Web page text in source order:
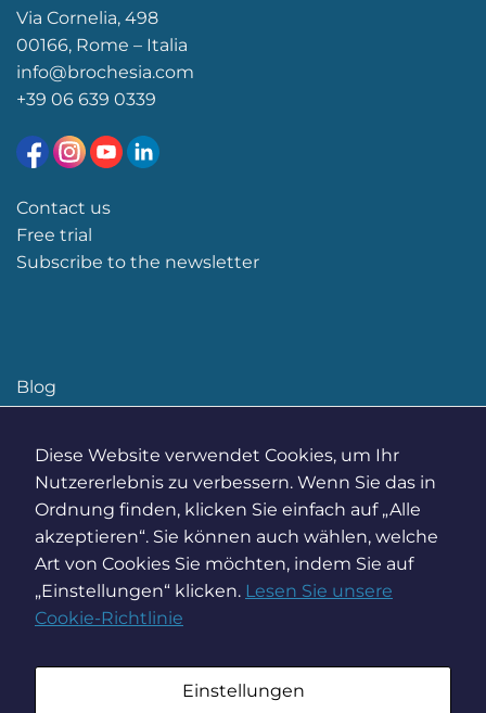
Via Cornelia, 498
00166, Rome – Italia
info@brochesia.com
+39 06 639 0339
Contact us
Free trial
Subscribe to the newsletter
Blog
Diese Website verwendet Cookies, um Ihr
Nutzererlebnis zu verbessern. Wenn Sie das in
Ordnung finden, klicken Sie einfach auf „Alle
akzeptieren“. Sie können auch wählen, welche
Art von Cookies Sie möchten, indem Sie auf
„Einstellungen“ klicken. Lesen Sie unsere
Cookie-Richtlinie
Einstellungen